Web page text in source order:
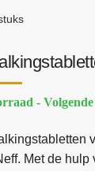
-
Met de